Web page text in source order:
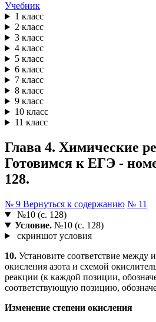
Учебник
1 класс
2 класс
3 класс
4 класс
5 класс
6 класс
7 класс
8 класс
9 класс
10 класс
11 класс
Глава 4. Химические
Готовимся к ЕГЭ -
128.
№ 9 Вернуться к содержанию № 11
№10 (с. 128)
Условие.№10 (с. 128)
скриншот условия
10. Установите соответствие между
окисления азота и схемой
реакции (к каждой позиции,
соответствующую позицию,
Изменение степени окисления